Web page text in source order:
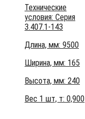
Технические
условия: Серия
3.407.1-143
Длина, мм: 9500
Ширина, мм: 165
Высота, мм: 240
Вес 1 шт, т: 0,900